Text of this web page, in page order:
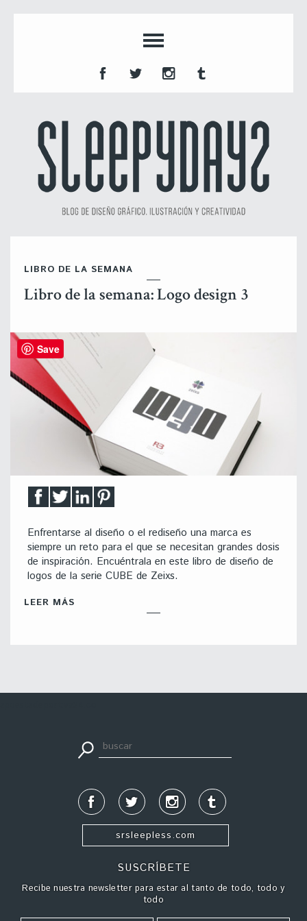
LIBRO DE LA SEMANA
Libro de la semana: Logo design 3
Enfrentarse al diseño o el rediseño una marca es
siempre un reto para el que se necesitan grandes dosis
de inspiración. Encuéntrala en este libro de diseño de
logos de la serie CUBE de Zeixs.
LEER MÁS
srsleepless.com
SUSCRÍBETE
Recibe nuestra newsletter para estar al tanto de todo, todo y
todo
Save